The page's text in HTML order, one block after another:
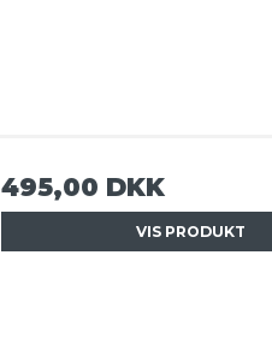
495,00 DKK
VIS PRODUKT